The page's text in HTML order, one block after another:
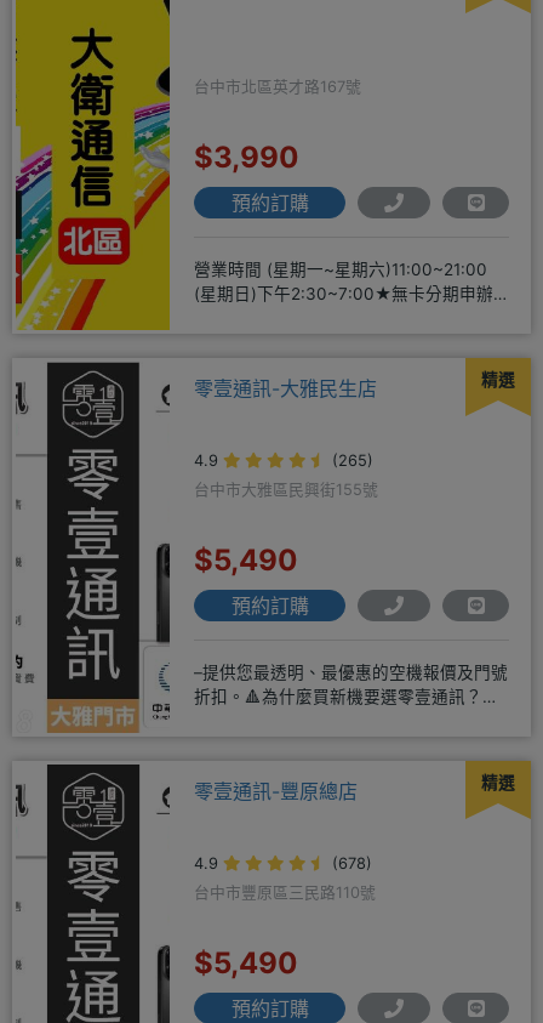
台中市北區英才路167號
$3,990
預約訂購
營業時間 (星期一~星期六)11:00~21:00
(星期日)下午2:30~7:00★無卡分期申辦
精選
零壹通訊-大雅民生店
4.9
(265)
台中市大雅區民興街155號
$5,490
預約訂購
–提供您最透明、最優惠的空機報價及門號
折扣。🔺為什麼買新機要選零壹通訊？
精選
零壹通訊-豐原總店
4.9
(678)
台中市豐原區三民路110號
$5,490
預約訂購